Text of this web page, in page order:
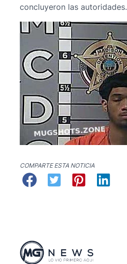
concluyeron las autoridades.
COMPARTE ESTA NOTICIA